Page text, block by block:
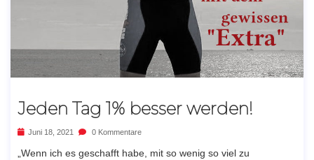
Jeden Tag 1% besser werden!
Juni 18, 2021 0 Kommentare
„Wenn ich es geschafft habe, mit so wenig so viel zu